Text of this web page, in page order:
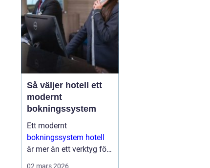
ökar och möjligheterna
att bygga ...
Så väljer hotell ett
modernt
bokningssystem
Ett modernt
bokningssystem hotell
är mer än ett verktyg för
02 mars 2026